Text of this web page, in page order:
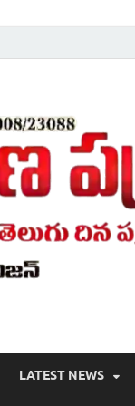
, తెలంగాణ లో తాజా
LATEST NEWS